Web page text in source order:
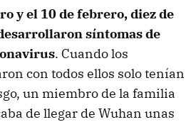
y el 10 de febrero, diez de
síntomas de
. Cuando los
con todos ellos solo tenían
un miembro de la familia
de llegar de Wuhan unas